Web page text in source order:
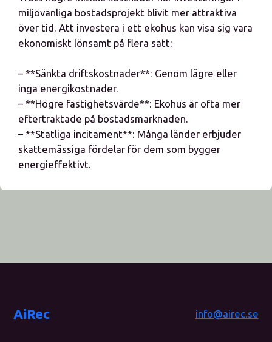
miljövänliga bostadsprojekt blivit mer attraktiva
över tid. Att investera i ett ekohus kan visa sig vara
ekonomiskt lönsamt på flera sätt:
– **Sänkta driftskostnader**: Genom lägre eller
inga energikostnader.
– **Högre fastighetsvärde**: Ekohus är ofta mer
eftertraktade på bostadsmarknaden.
– **Statliga incitament**: Många länder erbjuder
skattemässiga fördelar för dem som bygger
energieffektivt.
AiRec info@airec.se